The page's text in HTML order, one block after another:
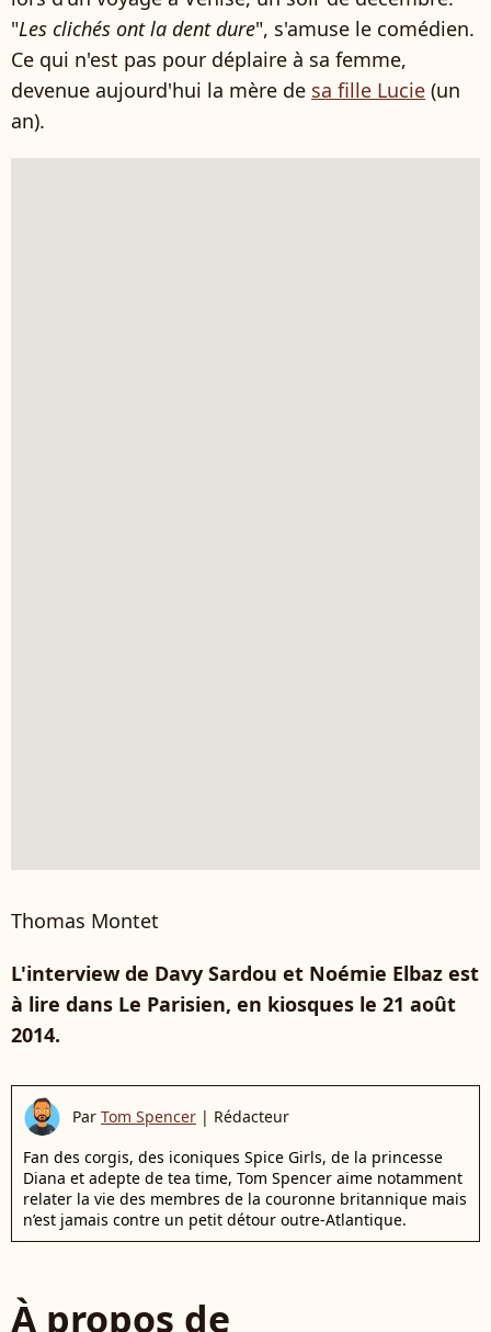
"Les clichés ont la dent dure", s'amuse le comédien.
Ce qui n'est pas pour déplaire à sa femme,
devenue aujourd'hui la mère de sa fille Lucie (un
an).
Thomas Montet
L'interview de Davy Sardou et Noémie Elbaz est
à lire dans Le Parisien, en kiosques le 21 août
2014.
Par Tom Spencer | Rédacteur
Fan des corgis, des iconiques Spice Girls, de la princesse
Diana et adepte de tea time, Tom Spencer aime notamment
relater la vie des membres de la couronne britannique mais
n’est jamais contre un petit détour outre-Atlantique.
À propos de